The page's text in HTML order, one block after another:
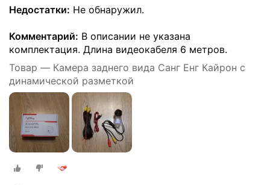
Недостатки: Не обнаружил.
Комментарий: В описании не указана
комплектация. Длина видеокабеля 6 метров.
Товар — Камера заднего вида Санг Енг Кайрон с
динамической разметкой